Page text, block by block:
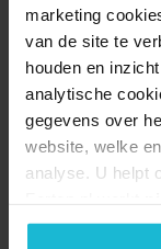
marketing
van de site te
houden en
analytische
gegevens over
website, welke
analyse. U helpt
geen
overgenomen door
prachtige wandel-
boord voor een
historische
lokale
de openlucht of
decors.